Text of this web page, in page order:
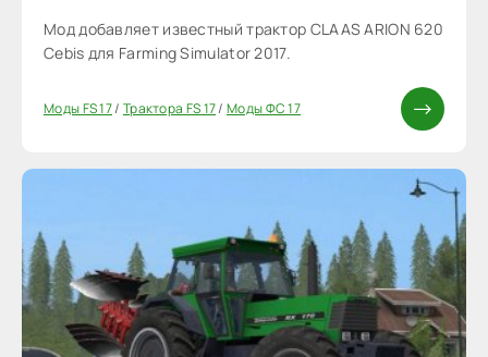
Мод добавляет известный трактор CLAAS ARION 620
Cebis для Farming Simulator 2017.
Моды FS 17/ Трактора FS 17/Моды ФС 17